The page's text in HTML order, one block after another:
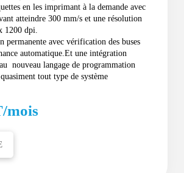
en les imprimant à la demande avec
atteindre 300 mm/s et une résolution
1200 dpi.
permanente avec vérification des buses
automatique.Et une intégration
nouveau langage de programmation
tout type de système
mois